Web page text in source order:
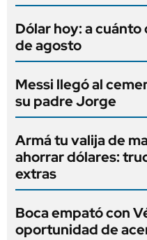
Dólar hoy: a
de agosto
Messi llegó al
su padre Jorge
Armá tu valija de
ahorrar dólares:
extras
Boca empató con
oportunidad de